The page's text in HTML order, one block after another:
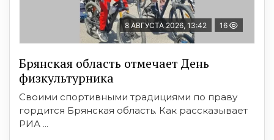
8 АВГУСТА 2026, 13:42 16
Брянская область отмечает День
физкультурника
Своими спортивными традициями по праву
гордится Брянская область. Как рассказывает
РИА ...